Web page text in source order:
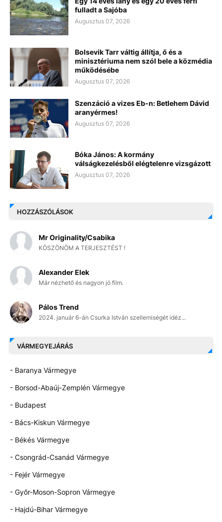
fulladt a Sajóba
Augusztus 07, 2026
Bolsevik Tarr váltig állítja, ő és a
minisztériuma nem szól bele a közmédia
működésébe
Augusztus 07, 2026
Szenzáció a vizes Eb-n: Betlehem Dávid
aranyérmes!
Augusztus 07, 2026
Bóka János: A kormány
válságkezelésből elégtelenre vizsgázott
Augusztus 07, 2026
HOZZÁSZÓLÁSOK
Mr Originality/Csabika
KÖSZÖNÖM A TERJESZTÉST !
Alexander Elek
Már nézhető és nagyon jó film.
Pálos Trend
2024. január 6-án Csurka István szellemiségét idéz...
VÁRMEGYEJÁRÁS
- Baranya Vármegye
- Borsod-Abaúj-Zemplén Vármegye
- Budapest
- Bács-Kiskun Vármegye
- Békés Vármegye
- Csongrád-Csanád Vármegye
- Fejér Vármegye
- Győr-Moson-Sopron Vármegye
- Hajdú-Bihar Vármegye